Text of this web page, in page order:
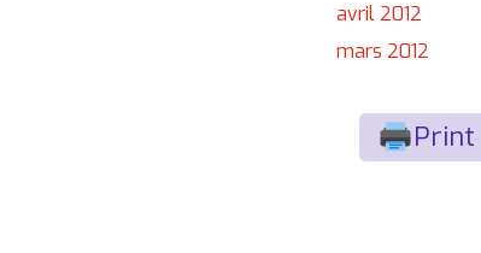
avril 2012
mars 2012
Print